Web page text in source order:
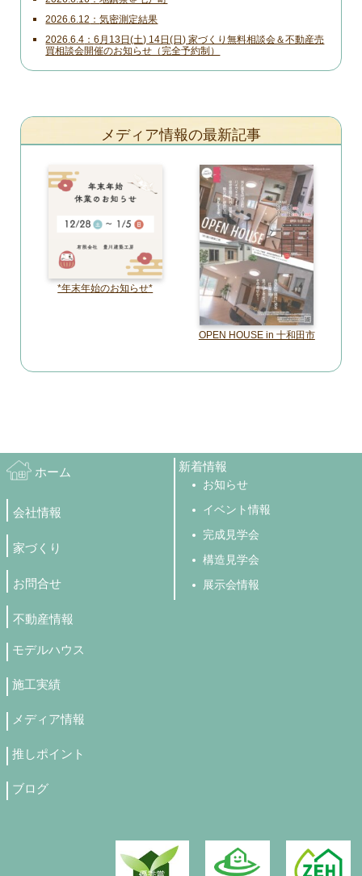
2026.6.12 気密測定結果
2026.6.4
6月13日(土) 14日(日) 家づくり無料相談会＆不動産売
買相談会開催のお知らせ（完全予約制）
メディア情報の最新記事
*年末年始のお知らせ*
OPEN HOUSE in 十和田市
ホーム
会社情報
家づくり
お問合せ
不動産情報
新着情報
お知らせ
イベント情報
完成見学会
構造見学会
展示会情報
モデルハウス
施工実績
メディア情報
推しポイント
ブログ